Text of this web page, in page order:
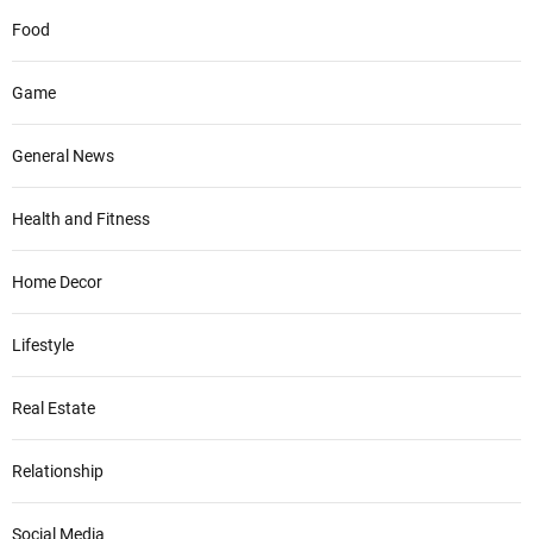
Food
Game
General News
Health and Fitness
Home Decor
Lifestyle
Real Estate
Relationship
Social Media